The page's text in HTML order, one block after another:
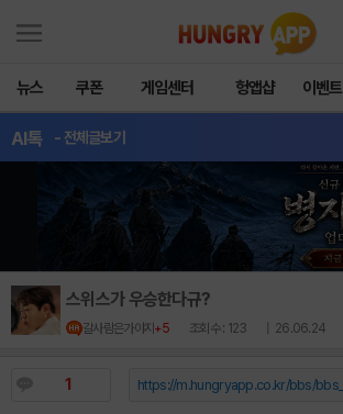
뉴스 쿠폰 게임센터 헝앱샵 이벤트
AI톡 - 전체글보기
스위스가 우승한다규?
갈사람은가야지 +5 조회수 : 123 | 26.06.24
1